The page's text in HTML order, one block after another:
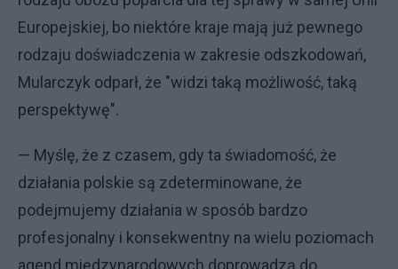
Europejskiej, bo niektóre kraje mają już pewnego
rodzaju doświadczenia w zakresie odszkodowań,
Mularczyk odparł, że "widzi taką możliwość, taką
perspektywę".
— Myślę, że z czasem, gdy ta świadomość, że
działania polskie są zdeterminowane, że
podejmujemy działania w sposób bardzo
profesjonalny i konsekwentny na wielu poziomach
agend międzynarodowych doprowadzą do